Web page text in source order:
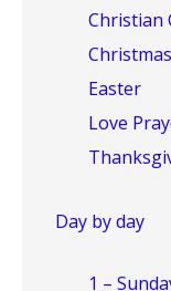
Christian
Christmas
Easter
Love
Day by day
1 –